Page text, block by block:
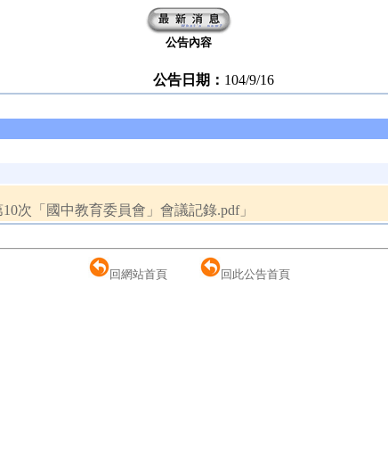
公告內容
公告日期： 104/9/16
次「國中教育委員會」會議記錄.pdf」
回網站首頁 回此公告首頁